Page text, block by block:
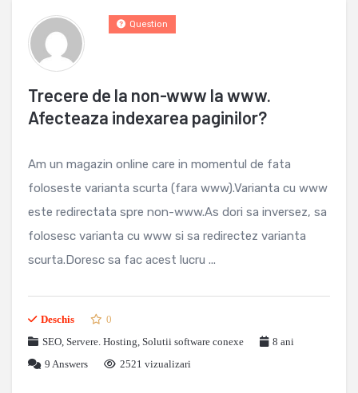
Trecere de la non-www la www.
Afecteaza indexarea paginilor?
Question
Am un magazin online care in momentul de fata
foloseste varianta scurta (fara www).Varianta cu www
este redirectata spre non-www.As dori sa inversez, sa
folosesc varianta cu www si sa redirectez varianta
scurta.Doresc sa fac acest lucru ...
Deschis
0
SEO, Servere. Hosting, Solutii software conexe
8 ani
9 Answers 2521 vizualizari